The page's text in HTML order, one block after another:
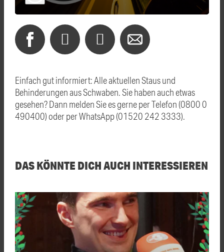
Einfach gut informiert: Alle aktuellen Staus und
Behinderungen aus Schwaben. Sie haben auch etwas
gesehen? Dann melden Sie es gerne per Telefon (0800 0
490400) oder per WhatsApp (01520 242 3333).
DAS KÖNNTE DICH AUCH INTERESSIEREN